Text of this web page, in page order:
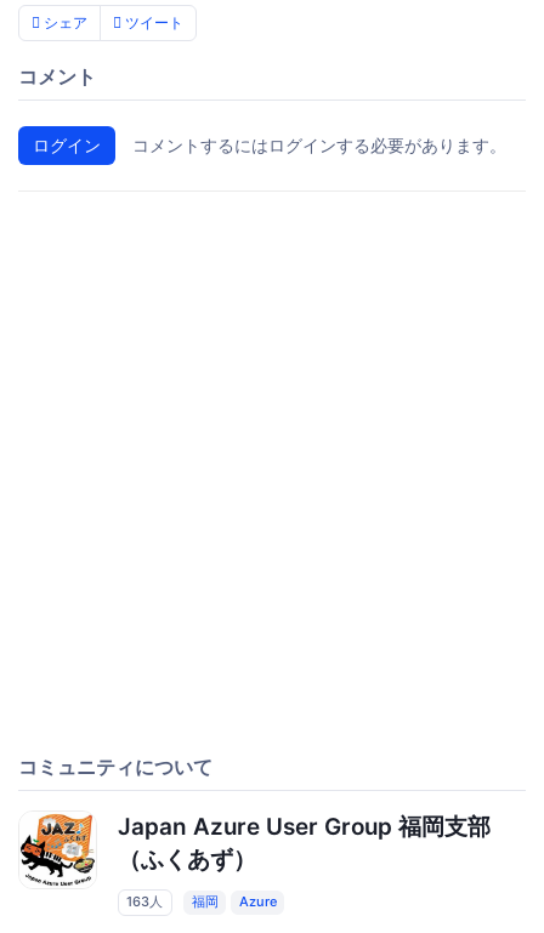
シェア ツイート
コメント
ログイン コメントするにはログインする必要があります。
コミュニティについて
Japan Azure User Group 福岡支部
（ふくあず）
163人 福岡 Azure